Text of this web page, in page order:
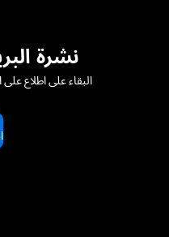
نشرة
البقاء على اطلاع على